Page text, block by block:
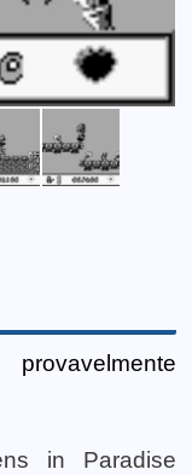
in Paradise